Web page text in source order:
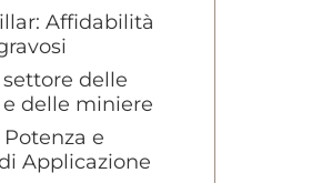
Affidabilità
delle
delle miniere
e
Applicazione